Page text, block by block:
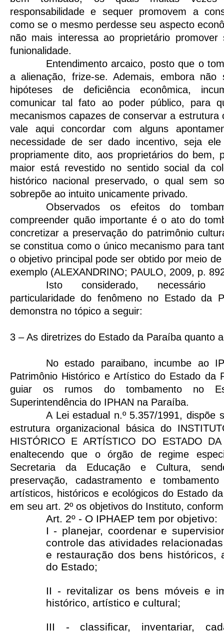
responsabilidade e sequer promovem a
como se o mesmo perdesse seu aspecto
não mais interessa ao proprietário
funionalidade.
Entendimento arcaico, posto que o
a alienação, frize-se. Ademais, embora
hipóteses de deficiência econômica,
comunicar tal fato ao poder público, para
mecanismos capazes de conservar a estrutura
vale aqui concordar com alguns
necessidade de ser dado incentivo, seja
propriamente dito, aos proprietários do bem,
maior está revestido no sentido social da
histórico nacional preservado, o qual sem
sobrepõe ao intuito unicamente privado.
Observados os efeitos do
compreender quão importante é o ato do
concretizar a preservação do patrimônio
se constitua como o único mecanismo para
o objetivo principal pode ser obtido por meio
exemplo (ALEXANDRINO; PAULO, 2009, p.
Isto considerado, necessário
particularidade do fenômeno no Estado da
demonstra no tópico a seguir:
3 – As diretrizes do Estado da Paraíba quanto
No estado paraibano, incumbe ao
Patrimônio Histórico e Artístico do Estado da
guiar os rumos do tombamento no
Superintendência do IPHAN na Paraíba.
A Lei estadual n.º 5.357/1991, dispõe
estrutura organizacional básica do
HISTÓRICO E ARTÍSTICO DO ESTADO
enaltecendo que o órgão de regime
Secretaria da Educação e Cultura,
preservação, cadastramento e
artísticos, históricos e ecológicos do Estado
em seu art. 2º os objetivos do Instituto,
Art. 2º - O IPHAEP tem por objetivo:
I - planejar, coordenar e
controle das atividades
e restauração dos bens históricos,
do Estado;
II - revitalizar os bens móveis e
histórico, artístico e cultural;
III - classificar, inventariar,